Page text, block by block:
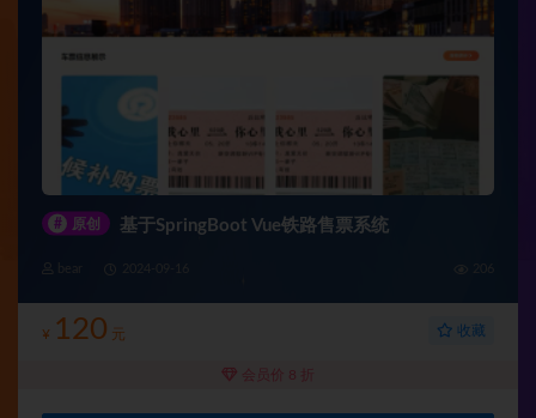
# 原创 基于SpringBoot Vue铁路售票系统
¥ 120 元 收藏
会员价 8 折